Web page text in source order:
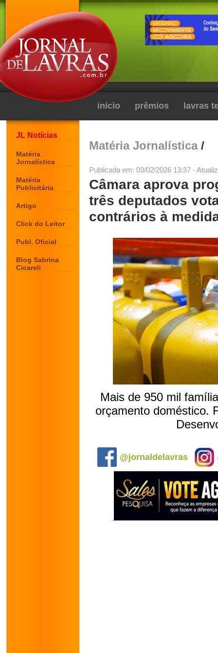
início prêmios lavras
JL Notícias
Matéria
Jornalística
Matéria
Publicitária
Artigo
Click do Leitor
Publ. Oficial
Blog Sabrina
Cicareli
Matéria Jornalística/
Publicada em: 03/02/2026 13:37 -
Câmara aprova
três deputados
contrários à
Mais de 950 mil
orçamento doméstico.
@jornaldelavras